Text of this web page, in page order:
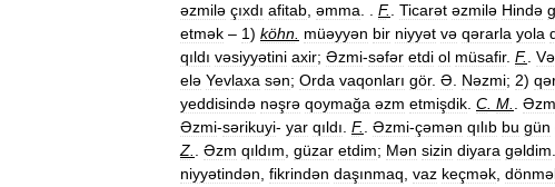
əzmilə çıxdı afitab əmma F. Ticarət əzmilə Hində
etmək – 1) köhn müəyyən bir niyyət və qərarla yola
qıldı vəsiyyətini axir; Əzmi-səfər etdi ol müsafir. F.
elə Yevlaxa sən; Orda vaqonları gör. Ə Nəzmi; 2)
yeddisində nəşrə qoymağa əzm etmişdik C M Əzm
Əzmi-sərikuyi- yar qıldı F. Əzmi-çəmən qılıb bu gün
Z
Əzm qıldım güzar etdim; Mən sizin diyara gəldim
niyyətindən fikrindən daşınmaq vaz keçmək